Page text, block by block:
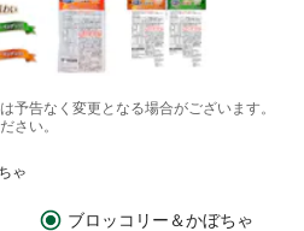
告なく変更となる場合がございます。
さい。
ゃ
ブロッコリー＆かぼちゃ